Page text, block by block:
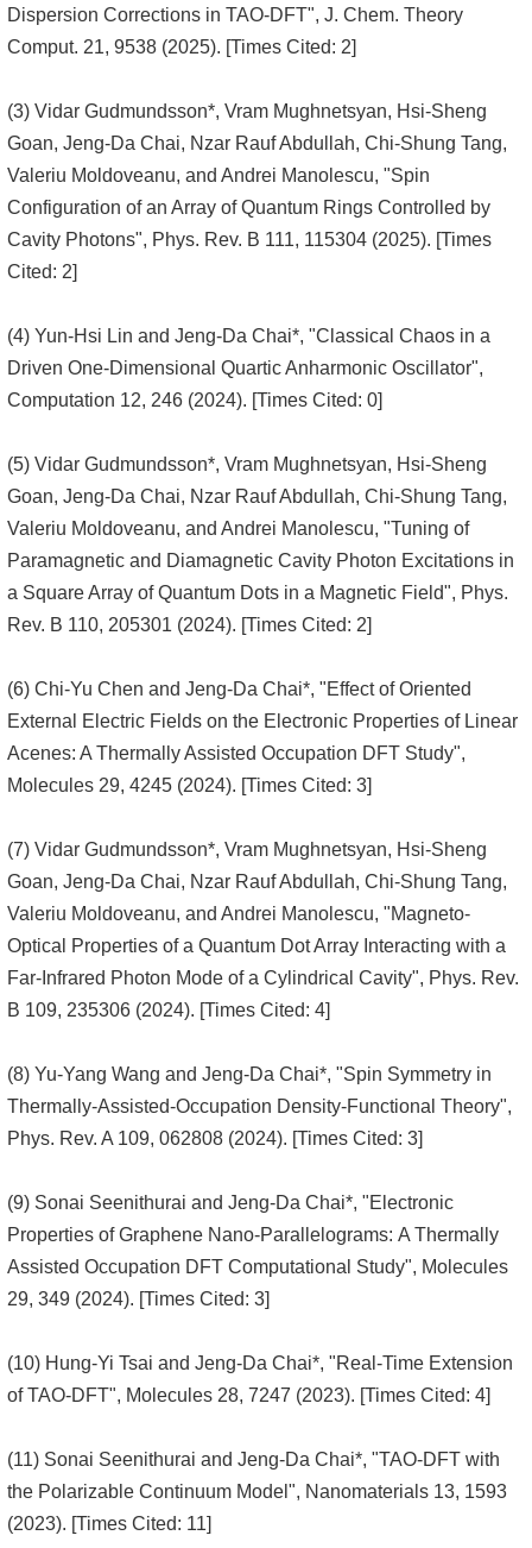
Dispersion Corrections in TAO-DFT", J. Chem. Theory
Comput. 21, 9538 (2025). [Times Cited: 2]
(3) Vidar Gudmundsson*, Vram Mughnetsyan, Hsi-Sheng
Goan, Jeng-Da Chai, Nzar Rauf Abdullah, Chi-Shung Tang,
Valeriu Moldoveanu, and Andrei Manolescu, "Spin
Configuration of an Array of Quantum Rings Controlled by
Cavity Photons", Phys. Rev. B 111, 115304 (2025). [Times
Cited: 2]
(4) Yun-Hsi Lin and Jeng-Da Chai*, "Classical Chaos in a
Driven One-Dimensional Quartic Anharmonic Oscillator",
Computation 12, 246 (2024). [Times Cited: 0]
(5) Vidar Gudmundsson*, Vram Mughnetsyan, Hsi-Sheng
Goan, Jeng-Da Chai, Nzar Rauf Abdullah, Chi-Shung Tang,
Valeriu Moldoveanu, and Andrei Manolescu, "Tuning of
Paramagnetic and Diamagnetic Cavity Photon Excitations in
a Square Array of Quantum Dots in a Magnetic Field", Phys.
Rev. B 110, 205301 (2024). [Times Cited: 2]
(6) Chi-Yu Chen and Jeng-Da Chai*, "Effect of Oriented
External Electric Fields on the Electronic Properties of Linear
Acenes: A Thermally Assisted Occupation DFT Study",
Molecules 29, 4245 (2024). [Times Cited: 3]
(7) Vidar Gudmundsson*, Vram Mughnetsyan, Hsi-Sheng
Goan, Jeng-Da Chai, Nzar Rauf Abdullah, Chi-Shung Tang,
Valeriu Moldoveanu, and Andrei Manolescu, "Magneto-
Optical Properties of a Quantum Dot Array Interacting with a
Far-Infrared Photon Mode of a Cylindrical Cavity", Phys. Rev.
B 109, 235306 (2024). [Times Cited: 4]
(8) Yu-Yang Wang and Jeng-Da Chai*, "Spin Symmetry in
Thermally-Assisted-Occupation Density-Functional Theory",
Phys. Rev. A 109, 062808 (2024). [Times Cited: 3]
(9) Sonai Seenithurai and Jeng-Da Chai*, "Electronic
Properties of Graphene Nano-Parallelograms: A Thermally
Assisted Occupation DFT Computational Study", Molecules
29, 349 (2024). [Times Cited: 3]
(10) Hung-Yi Tsai and Jeng-Da Chai*, "Real-Time Extension
of TAO-DFT", Molecules 28, 7247 (2023). [Times Cited: 4]
(11) Sonai Seenithurai and Jeng-Da Chai*, "TAO-DFT with
the Polarizable Continuum Model", Nanomaterials 13, 1593
(2023). [Times Cited: 11]